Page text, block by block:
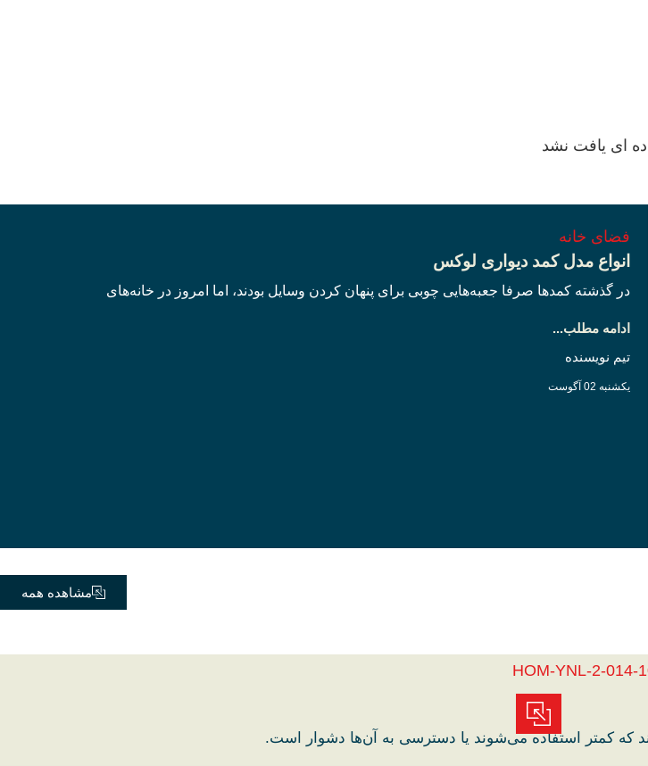
ای یافت نشد
فضای خانه
انواع مدل کمد دیواری لوکس
در گذشته کمدها صرفا جعبه‌هایی چوبی برای پنهان کردن وسایل بودند، اما امروز در خانه‌های
ادامه مطلب...
تیم نویسنده
یکشنبه 02 آگوست
مشاهده همه
که کمتر استفاده می‌شوند یا دسترسی به آن‌ها دشوار است.